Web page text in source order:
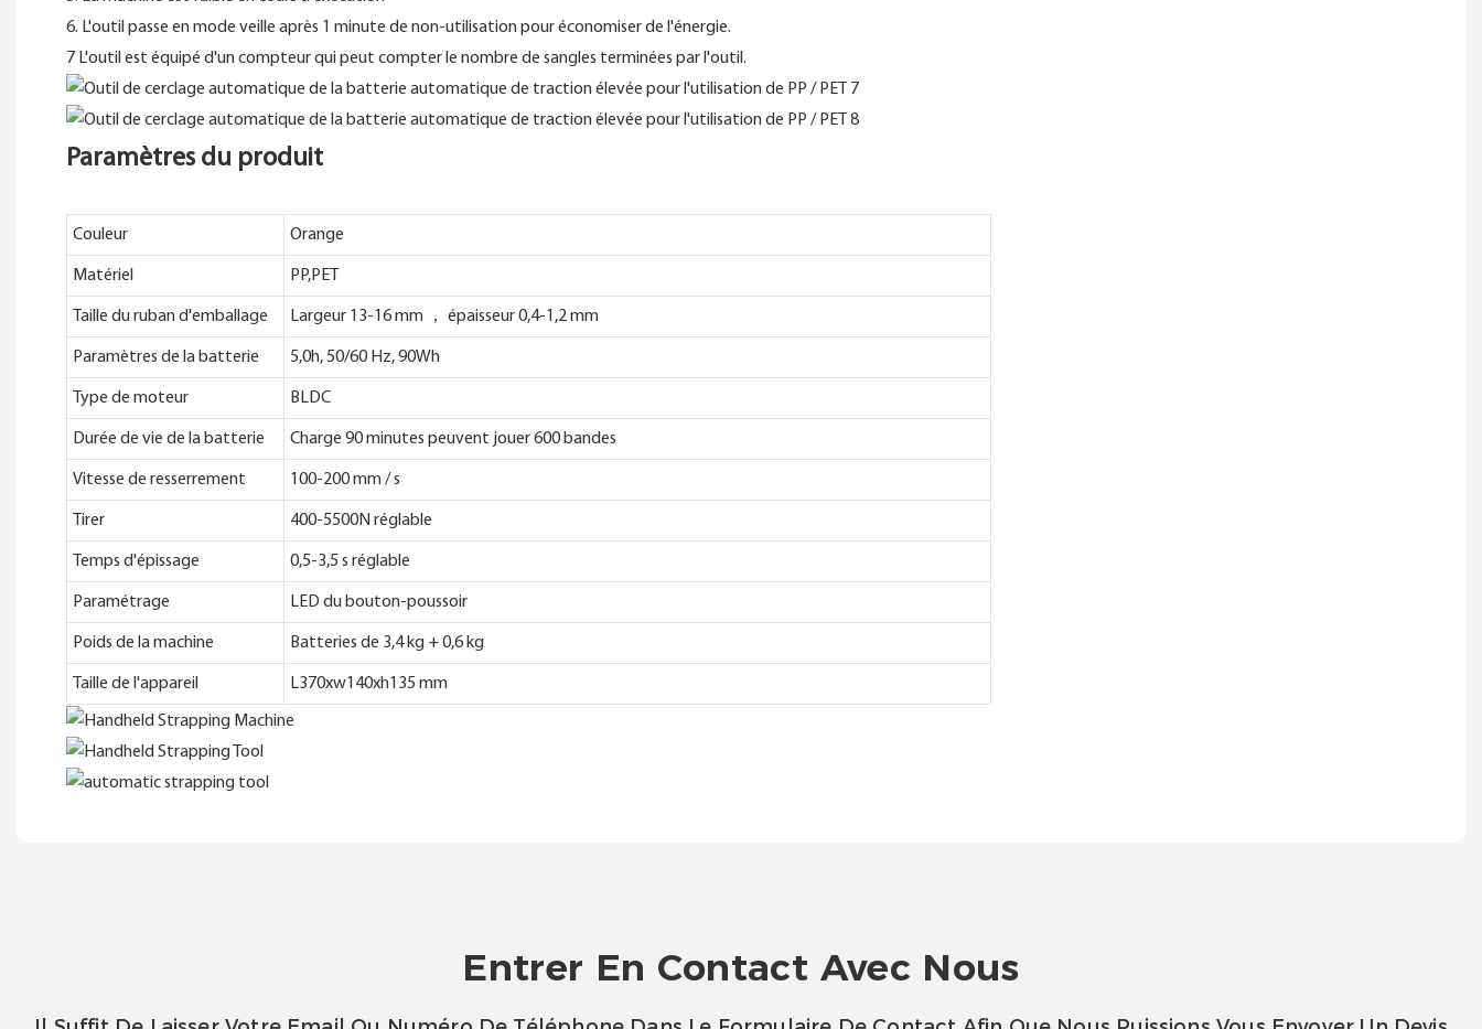
6. L'outil passe en mode veille après 1 minute de non-utilisation pour économiser de l'énergie.
7 L'outil est équipé d'un compteur qui peut compter le nombre de sangles terminées par l'outil.
Paramètres du produit
Couleur Orange
Matériel PP,PET
Taille du ruban d'emballage Largeur 13-16 mm ， épaisseur 0,4-1,2 mm
Paramètres de la batterie 5,0h, 50/60 Hz, 90Wh
Type de moteur BLDC
Durée de vie de la batterie Charge 90 minutes peuvent jouer 600 bandes
Vitesse de resserrement 100-200 mm / s
Tirer 400-5500N réglable
Temps d'épissage 0,5-3,5 s réglable
Paramétrage LED du bouton-poussoir
Poids de la machine Batteries de 3,4 kg + 0,6 kg
Taille de l'appareil L370xw140xh135 mm
Entrer En Contact Avec Nous